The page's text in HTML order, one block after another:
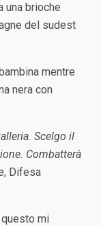
una brioche
del sudest
mentre
nera con
Scelgo il
Combatterà
Difesa
mi